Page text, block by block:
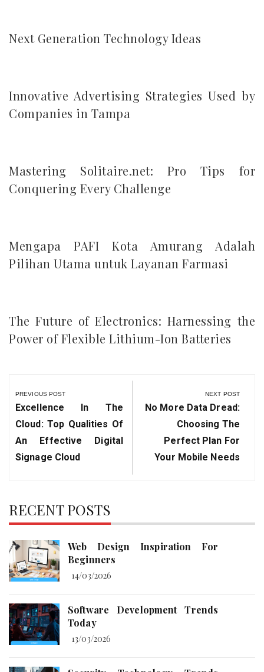
Next Generation Technology Ideas
Innovative Advertising Strategies Used by
Companies in Tampa
Mastering Solitaire.net: Pro Tips for
Conquering Every Challenge
Mengapa PAFI Kota Amurang Adalah
Pilihan Utama untuk Layanan Farmasi
The Future of Electronics: Harnessing the
Power of Flexible Lithium-Ion Batteries
navigation
PREVIOUS POST
Previous
Post:
Excellence In The
Cloud: Top Qualities Of
An Effective Digital
Signage Cloud
NEXT POST
Next
No More Data Dread:
Choosing The
Perfect Plan For
Your Mobile Needs
RECENT POSTS
Web Design Inspiration For
Beginners
14/03/2026
Software Development Trends
Today
13/03/2026